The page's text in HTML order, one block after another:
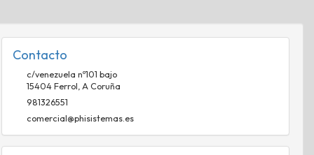
Contacto
c/venezuela nº101 bajo
15404 Ferrol,A Coruña
981326551
comercial@phisistemas.es